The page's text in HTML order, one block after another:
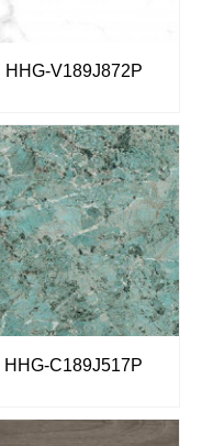
HHG-V189J872P
HHG-C189J517P